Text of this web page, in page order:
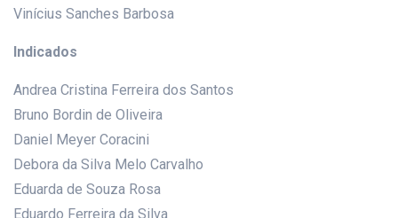
Vinícius Sanches Barbosa
Indicados
Andrea Cristina Ferreira dos Santos
Bruno Bordin de Oliveira
Daniel Meyer Coracini
Debora da Silva Melo Carvalho
Eduarda de Souza Rosa
Eduardo Ferreira da Silva